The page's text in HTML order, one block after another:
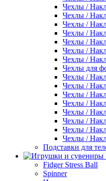
Чехлы /
Чехлы /
Чехлы /
Чехлы /
Чехлы /
Чехлы /
Чехлы /
Чехлы для
Чехлы /
Чехлы /
Чехлы /
Чехлы /
Чехлы /
Чехлы /
Чехлы /
Чехлы /
Подставки для
Fidger Stress Ball
Spinner